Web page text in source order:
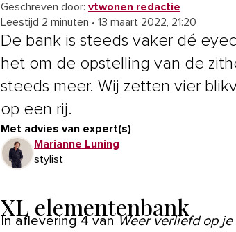
Geschreven door: vtwonen redactie
Leestijd 2 minuten • 13 maart 2022, 21:20
De bank is steeds vaker dé
het om de opstelling van de
steeds meer. Wij zetten vier
op een rij.
Met advies van expert(s)
Marianne Luning
stylist
XL elementenbank
In aflevering 4 van Weer verliefd op je